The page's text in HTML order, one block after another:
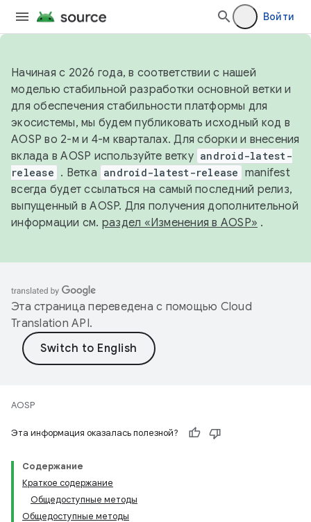
Войти
Начиная с 2026 года, в соответствии с нашей
моделью стабильной разработки основной ветки и
для обеспечения стабильности платформы для
экосистемы, мы будем публиковать исходный код в
AOSP во 2-м и 4-м кварталах. Для сборки и внесения
вклада в AOSP используйте ветку android-latest-
release . Ветка android-latest-release manifest
всегда будет ссылаться на самый последний релиз,
выпущенный в AOSP. Для получения дополнительной
информации см. раздел «Изменения в AOSP» .
Эта страница переведена с помощью Cloud
Translation API.
AOSP
Эта информация оказалась полезной?
Содержание
Краткое содержание
Общедоступные методы
Общедоступные методы